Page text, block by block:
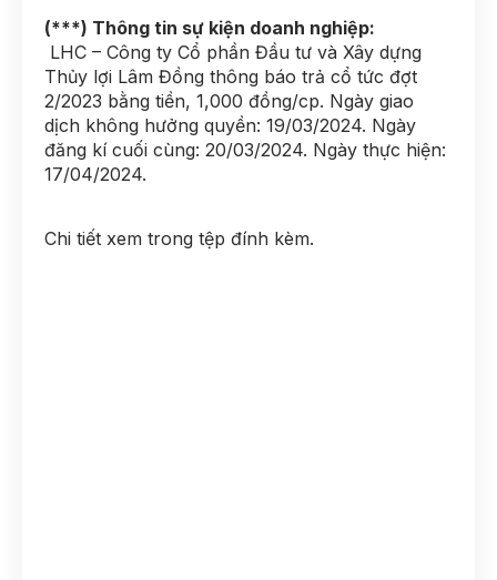
(***) Thông tin sự kiện doanh nghiệp:
LHC – Công ty Cổ phần Đầu tư và Xây dựng
Thủy lợi Lâm Đồng thông báo trả cổ tức đợt
2/2023 bằng tiền, 1,000 đồng/cp. Ngày giao
dịch không hưởng quyền: 19/03/2024. Ngày
đăng kí cuối cùng: 20/03/2024. Ngày thực hiện:
17/04/2024.
Chi tiết xem trong tệp đính kèm.